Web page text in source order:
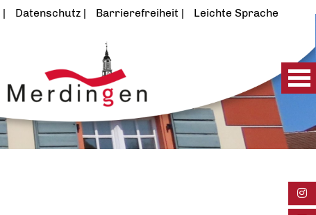
Datenschutz Barrierefreiheit Leichte Sprache